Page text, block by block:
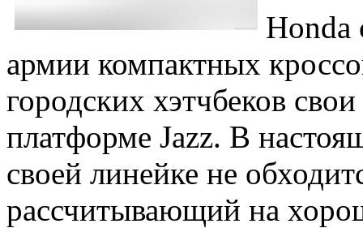
Honda
армии компактных
городских хэтчбеков
платформе Jazz. В
своей линейке не
рассчитывающий на